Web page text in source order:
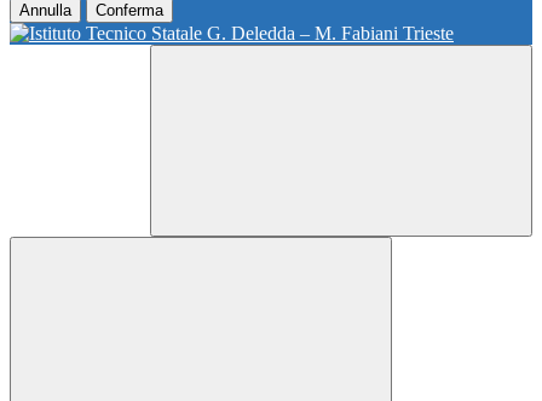
Annulla Conferma